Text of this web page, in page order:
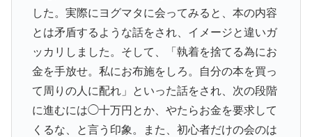
した。実際にヨグマタに会ってみると、本の内容
とは矛盾するような話をされ、イメージと違いガ
ッカリしました。そして、「執着を捨てる為にお
金を手放せ。私にお布施をしろ。自分の本を買っ
て周りの人に配れ」といった話をされ、次の段階
に進むには◯十万円とか、やたらお金を要求して
くるな、と言う印象。また、初心者だけの会のは